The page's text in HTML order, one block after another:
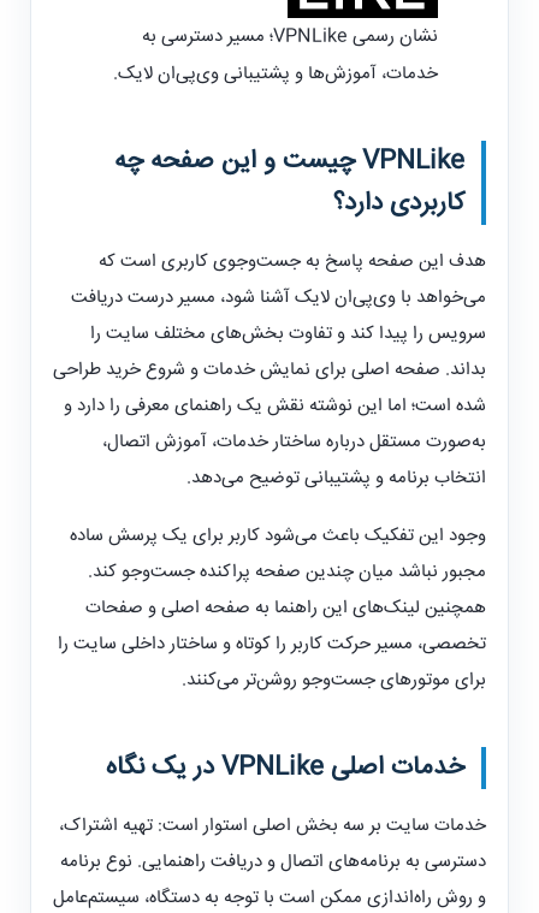
نشان رسمی VPNLike؛ مسیر دسترسی به
خدمات، آموزش‌ها و پشتیبانی وی‌پی‌ان لایک.
VPNLikeچیست و این صفحه چه
کاربردی دارد؟
هدف این صفحه پاسخ به جست‌وجوی کاربری است که
می‌خواهد با وی‌پی‌ان لایک آشنا شود، مسیر درست دریافت
سرویس را پیدا کند و تفاوت بخش‌های مختلف سایت را
بداند. صفحه اصلی برای نمایش خدمات و شروع خرید طراحی
شده است؛ اما این نوشته نقش یک راهنمای معرفی را دارد و
به‌صورت مستقل درباره ساختار خدمات، آموزش اتصال،
انتخاب برنامه و پشتیبانی توضیح می‌دهد.
وجود این تفکیک باعث می‌شود کاربر برای یک پرسش ساده
مجبور نباشد میان چندین صفحه پراکنده جست‌وجو کند.
همچنین لینک‌های این راهنما به صفحه اصلی و صفحات
تخصصی، مسیر حرکت کاربر را کوتاه و ساختار داخلی سایت را
برای موتورهای جست‌وجو روشن‌تر می‌کنند.
خدمات اصلی VPNLikeدر یک نگاه
خدمات سایت بر سه بخش اصلی استوار است: تهیه اشتراک،
دسترسی به برنامه‌های اتصال و دریافت راهنمایی. نوع برنامه
و روش راه‌اندازی ممکن است با توجه به دستگاه، سیستم‌عامل